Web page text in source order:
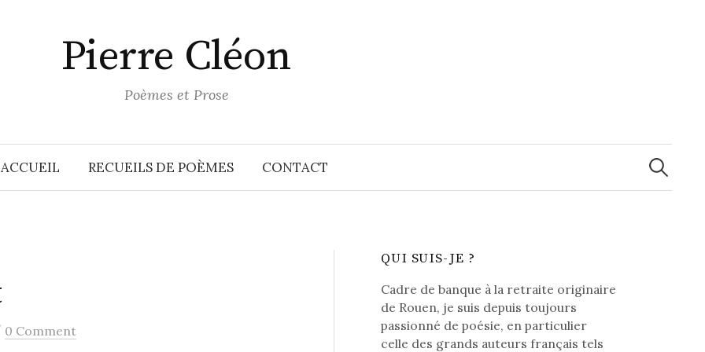
Pierre Cléon
Poèmes et Prose
ACCUEIL RECUEILS DE POÈMES CONTACT
0 Comment
QUI SUIS-JE ?
Cadre de banque à la retraite originaire
de Rouen, je suis depuis toujours
passionné de poésie, en particulier
celle des grands auteurs français tels